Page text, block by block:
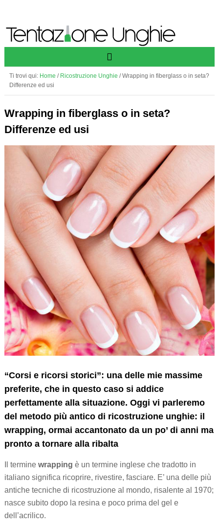
Ti trovi qui: Home / Ricostruzione Unghie /Wrapping in fiberglass o in seta?
Differenze ed usi
Wrapping in fiberglass o in seta?
Differenze ed usi
“Corsi e ricorsi storici”: una delle mie massime
preferite, che in questo caso si addice
perfettamente alla situazione. Oggi vi parleremo
del metodo più antico di ricostruzione unghie: il
wrapping, ormai accantonato da un po’ di anni ma
pronto a tornare alla ribalta
Il termine wrapping è un termine inglese che tradotto in
italiano significa ricoprire, rivestire, fasciare. E’ una delle più
antiche tecniche di ricostruzione al mondo, risalente al 1970;
nasce subito dopo la resina e poco prima del gel e
dell’acrilico.